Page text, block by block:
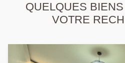
QUELQUES
VOTRE